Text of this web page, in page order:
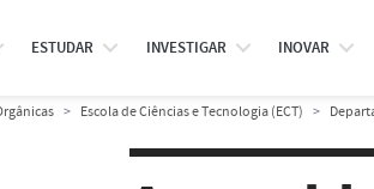
ESTUDAR INVESTIGAR INOVAR
Escola de Ciências e Tecnologia (ECT)